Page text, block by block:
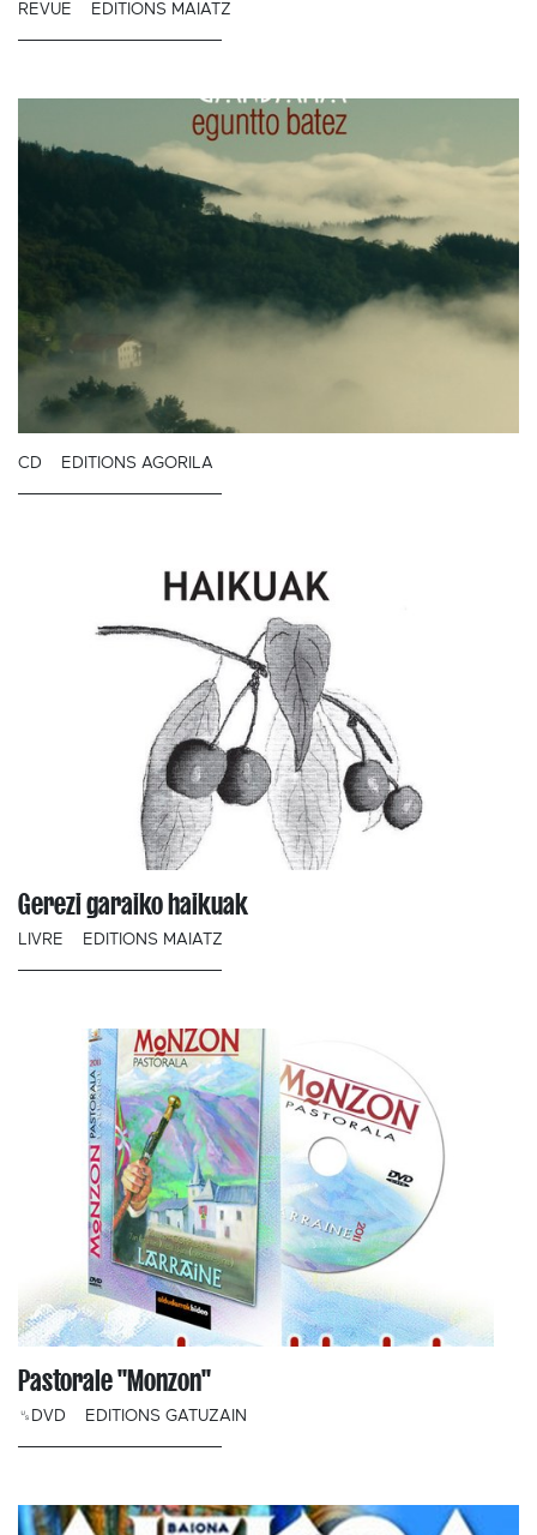
REVUE EDITIONS MAIATZ
CD EDITIONS AGORILA
Gerezi garaiko haikuak
LIVRE EDITIONS MAIATZ
Pastorale "Monzon"
␟DVD EDITIONS GATUZAIN